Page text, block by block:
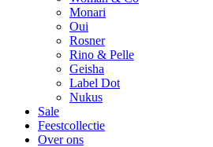
Monari
Oui
Rosner
Rino & Pelle
Geisha
Label Dot
Nukus
Sale
Feestcollectie
Over ons